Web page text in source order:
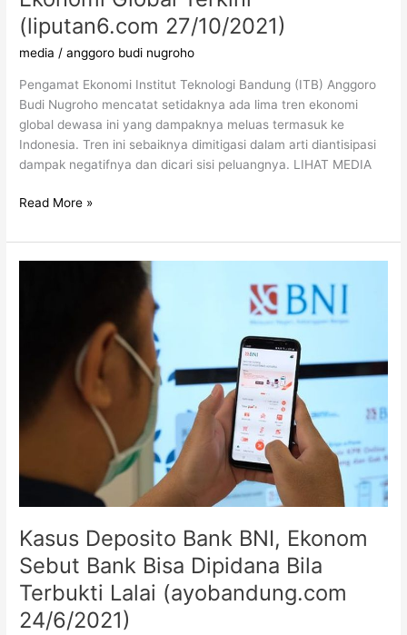
(liputan6.com 27/10/2021)
media /anggoro budi nugroho
Pengamat Ekonomi Institut Teknologi Bandung (ITB) Anggoro
Budi Nugroho mencatat setidaknya ada lima tren ekonomi
global dewasa ini yang dampaknya meluas termasuk ke
Indonesia. Tren ini sebaiknya dimitigasi dalam arti diantisipasi
dampak negatifnya dan dicari sisi peluangnya. LIHAT MEDIA
Read More »
Kasus Deposito Bank BNI, Ekonom
Sebut Bank Bisa Dipidana Bila
Terbukti Lalai (ayobandung.com
24/6/2021)
Dipidana
Terbukti
(ayobandung.com
24/6/2021)